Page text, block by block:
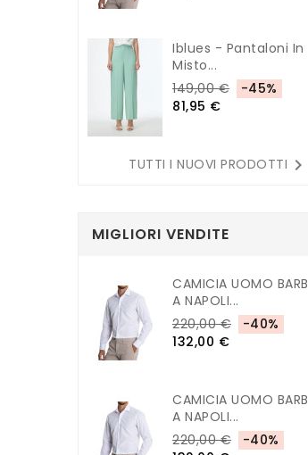
Iblues - Pantaloni In
Misto...
149,00 €
-45%
81,95 €
TUTTI I NUOVI PRODOTTI 
MIGLIORI VENDITE
CAMICIA UOMO BARB
A NAPOLI...
220,00 €
-40%
132,00 €
CAMICIA UOMO BARB
A NAPOLI...
220,00 €
-40%